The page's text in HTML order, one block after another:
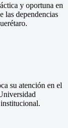
y oportuna en
las dependencias
su atención en el